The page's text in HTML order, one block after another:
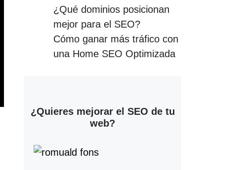
¿Qué dominios posicionan
mejor para el SEO?
Cómo ganar más tráfico con
una Home SEO Optimizada
¿Quieres mejorar el SEO de tu
web?